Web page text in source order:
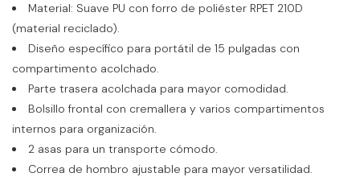
Material: Suave PU con forro de poliéster RPET 210D
(material reciclado).
Diseño específico para portátil de 15 pulgadas con
compartimento acolchado.
Parte trasera acolchada para mayor comodidad.
Bolsillo frontal con cremallera y varios compartimentos
internos para organización.
2 asas para un transporte cómodo.
Correa de hombro ajustable para mayor versatilidad.